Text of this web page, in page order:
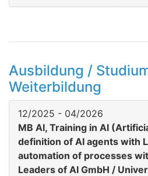
Ausbildung /
Weiterbildung
12/2025 - 04/2026
MB AI, Training in AI
definition of AI agents with
automation of processes
Leaders of AI GmbH /